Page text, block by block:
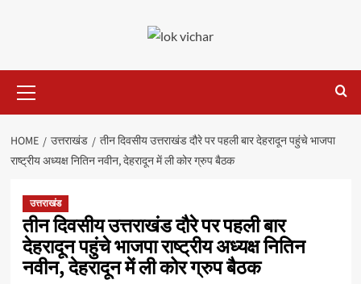
Menu
HOME उत्तराखंड
तीन दिवसीय उत्तराखंड दौरे पर पहली बार देहरादून पहुंचे भाजपा
राष्ट्रीय अध्यक्ष नितिन नवीन, देहरादून में ली कोर ग्रुप बैठक
उत्तराखंड
तीन दिवसीय उत्तराखंड दौरे पर पहली बार
देहरादून पहुंचे भाजपा राष्ट्रीय अध्यक्ष नितिन
नवीन, देहरादून में ली कोर ग्रुप बैठक